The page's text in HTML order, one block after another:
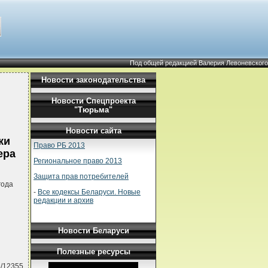
Под общей редакцией Валерия Левоневского
12355
Новости законодательства
Новости Спецпроекта
"Тюрьма"
Новости сайта
Право РБ 2013
Региональное право 2013
Защита прав потребителей
- Все кодексы Беларуси. Новые
редакции и архив
Новости Беларуси
Полезные ресурсы